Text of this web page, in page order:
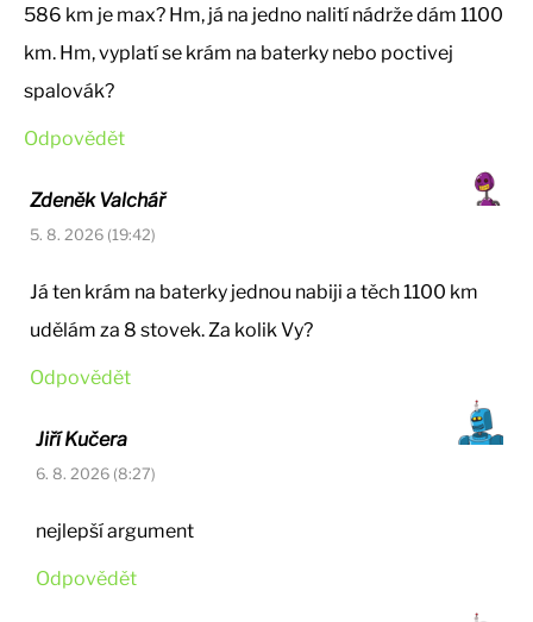
586 km je max? Hm, já na jedno nalití nádrže dám 1100
km. Hm, vyplatí se krám na baterky nebo poctivej
spalovák?
Odpovědět
Zdeněk Valchář
5. 8. 2026 (19:42)
Já ten krám na baterky jednou nabiji a těch 1100 km
udělám za 8 stovek. Za kolik Vy?
Odpovědět
Jiří Kučera
6. 8. 2026 (8:27)
nejlepší argument
Odpovědět